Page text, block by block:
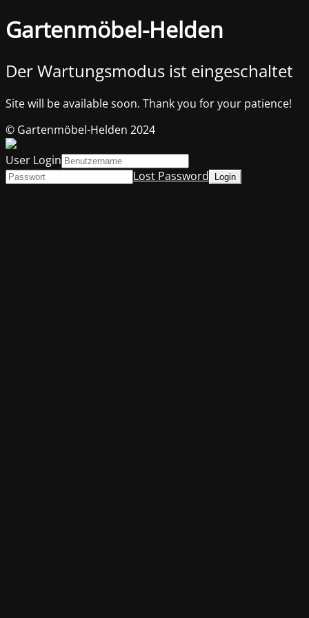
Gartenmöbel-Helden
Der Wartungsmodus ist eingeschaltet
Site will be available soon. Thank you for your patience!
© Gartenmöbel-Helden 2024
User Login
Lost Password